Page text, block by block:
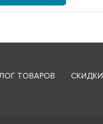
ТОВАРОВ СКИДКИ